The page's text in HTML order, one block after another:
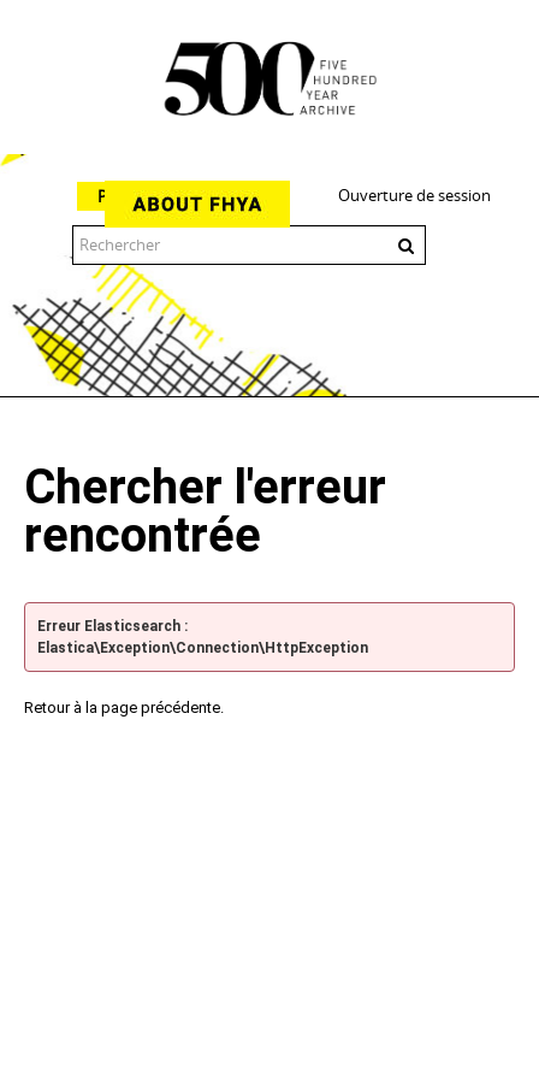
Ouverture de session
Parcourir
Chercher l'erreur
rencontrée
Erreur Elasticsearch :
Elastica\Exception\Connection\HttpException
Retour à la page précédente.